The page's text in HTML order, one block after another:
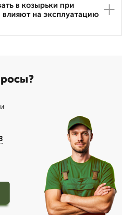
в козырьки при
на эксплуатацию